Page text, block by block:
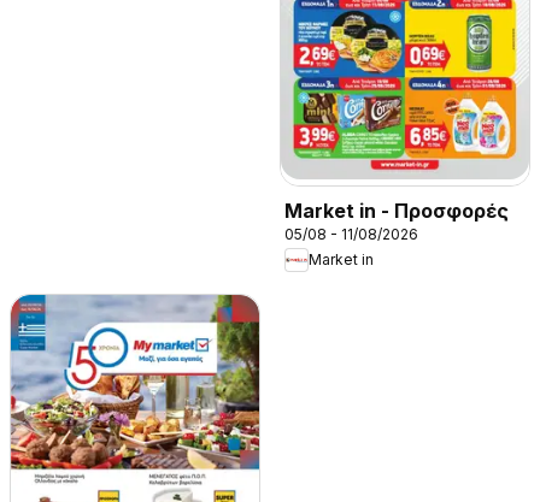
Market in - Προσφορές
05/08 - 11/08/2026
Market in